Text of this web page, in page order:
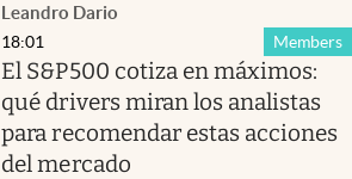
Leandro Dario
Members
18:01
El S&P500 cotiza en máximos:
qué drivers miran los analistas
para recomendar estas acciones
del mercado